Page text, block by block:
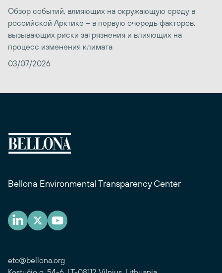
Обзор событий, влияющих на окружающую среду в
российской Арктике – в первую очередь факторов,
вызывающих риски загрязнения и влияющих на
процесс изменения климата
03/07/2026
Bellona Environmental Transparency Center
etc@bellona.org